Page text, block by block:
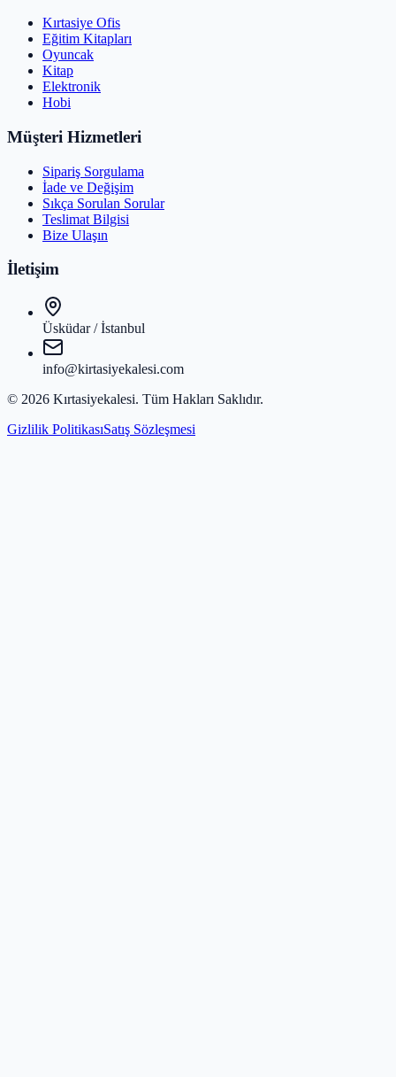
Kırtasiye Ofis
Eğitim Kitapları
Oyuncak
Kitap
Elektronik
Hobi
Müşteri Hizmetleri
Sipariş Sorgulama
İade ve Değişim
Sıkça Sorulan Sorular
Teslimat Bilgisi
Bize Ulaşın
İletişim
Üsküdar / İstanbul
info@kirtasiyekalesi.com
© 2026 Kırtasiyekalesi. Tüm Hakları Saklıdır.
Gizlilik PolitikasıSatış Sözleşmesi